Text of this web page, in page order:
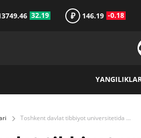
32.19 ₽ 146.19 -0.18
Toshkent davlat tibbiyot universitetida Qozog‘iston bilan do‘stlik aloqalari mustahkamlandi